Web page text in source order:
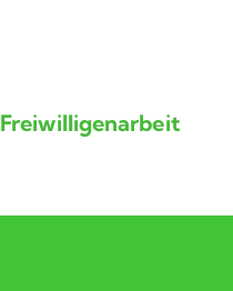
Freiwilligenarbeit